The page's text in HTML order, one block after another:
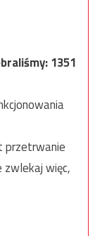
1351
przetrwanie
zwlekaj więc,